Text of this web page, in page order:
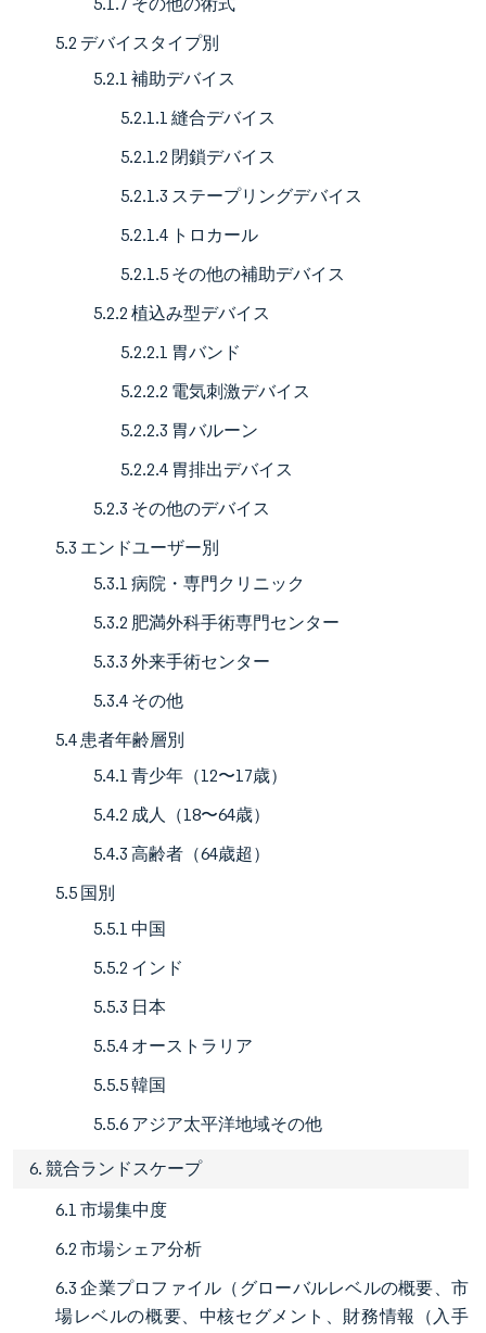
5.2 デバイスタイプ別
5.2.1 補助デバイス
5.2.1.1 縫合デバイス
5.2.1.2 閉鎖デバイス
5.2.1.3 ステープリングデバイス
5.2.1.4 トロカール
5.2.1.5 その他の補助デバイス
5.2.2 植込み型デバイス
5.2.2.1 胃バンド
5.2.2.2 電気刺激デバイス
5.2.2.3 胃バルーン
5.2.2.4 胃排出デバイス
5.2.3 その他のデバイス
5.3 エンドユーザー別
5.3.1 病院・専門クリニック
5.3.2 肥満外科手術専門センター
5.3.3 外来手術センター
5.3.4 その他
5.4 患者年齢層別
5.4.1 青少年（12〜17歳）
5.4.2 成人（18〜64歳）
5.4.3 高齢者（64歳超）
5.5 国別
5.5.1 中国
5.5.2 インド
5.5.3 日本
5.5.4 オーストラリア
5.5.5 韓国
5.5.6 アジア太平洋地域その他
6. 競合ランドスケープ
6.1 市場集中度
6.2 市場シェア分析
6.3 企業プロファイル（グローバルレベルの概要、市
場レベルの概要、中核セグメント、財務情報（入手